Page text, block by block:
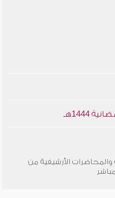
1444هـ
والمحاضرات الأرشيفية من